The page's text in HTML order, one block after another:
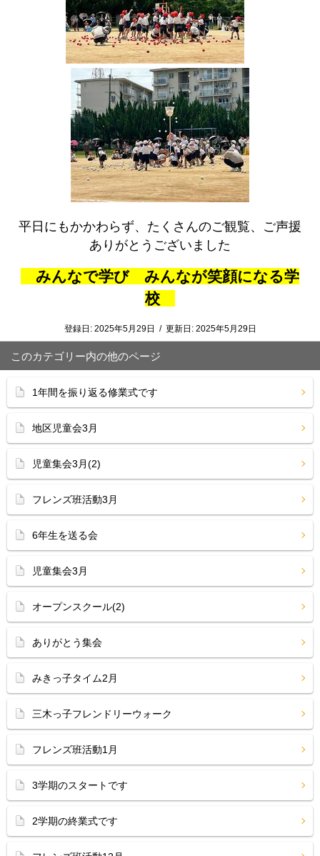
平日にもかかわらず、たくさんのご観覧、ご声援
ありがとうございました
みんなで学び みんなが笑顔になる学
校
登録日: 2025年5月29日 / 更新日: 2025年5月29日
このカテゴリー内の他のページ
1年間を振り返る修業式です
地区児童会3月
児童集会3月(2)
フレンズ班活動3月
6年生を送る会
児童集会3月
オープンスクール(2)
ありがとう集会
みきっ子タイム2月
三木っ子フレンドリーウォーク
フレンズ班活動1月
3学期のスタートです
2学期の終業式です